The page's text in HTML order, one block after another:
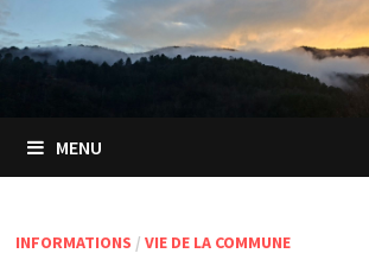
MENU
INFORMATIONS / VIE DE LA COMMUNE